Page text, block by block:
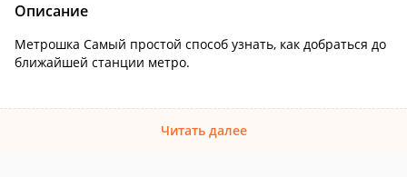
Описание
Метрошка Самый простой способ узнать, как добраться до
ближайшей станции метро.
Читать далее